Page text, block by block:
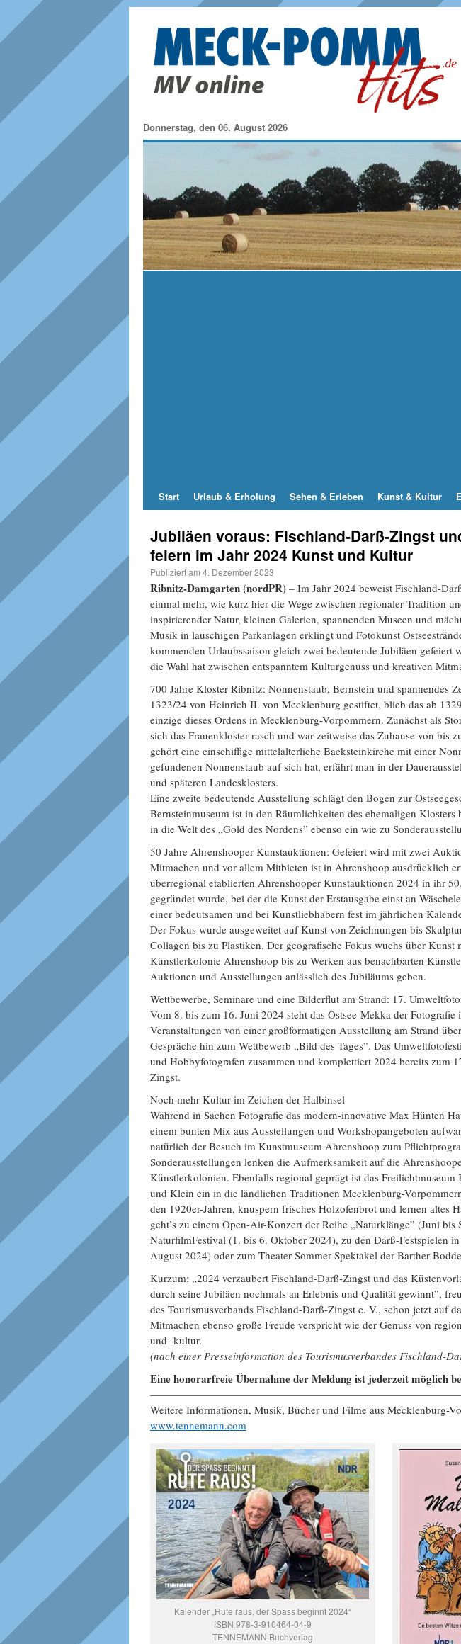
Donnerstag, den 06. August 2026
Start Urlaub & Erholung Sehen & Erleben Kunst & Kultur
Jubiläen voraus: Fischland-Darß-Zingst
feiern im Jahr 2024 Kunst und Kultur
Publiziert am 4. Dezember 2023
Ribnitz-Damgarten (nordPR) – Im Jahr 2024 beweist Fischland-
einmal mehr, wie kurz hier die Wege zwischen regionaler Tradition
inspirierender Natur, kleinen Galerien, spannenden Museen und
Musik in lauschigen Parkanlagen erklingt und Fotokunst
kommenden Urlaubssaison gleich zwei bedeutende Jubiläen gefeiert
die Wahl hat zwischen entspanntem Kulturgenuss und kreativen
700 Jahre Kloster Ribnitz: Nonnenstaub, Bernstein und spannendes
1323/24 von Heinrich II. von Mecklenburg gestiftet, blieb das ab
einzige dieses Ordens in Mecklenburg-Vorpommern. Zunächst als
sich das Frauenkloster rasch und war zeitweise das Zuhause von bis
gehört eine einschiffige mittelalterliche Backsteinkirche mit einer
gefundenen Nonnenstaub auf sich hat, erfährt man in der
und späteren Landesklosters.
Eine zweite bedeutende Ausstellung schlägt den Bogen zur
Bernsteinmuseum ist in den Räumlichkeiten des ehemaligen
in die Welt des „Gold des Nordens” ebenso ein wie zu
50 Jahre Ahrenshooper Kunstauktionen: Gefeiert wird mit zwei
Mitmachen und vor allem Mitbieten ist in Ahrenshoop ausdrücklich
überregional etablierten Ahrenshooper Kunstauktionen 2024 in ihr
gegründet wurde, bei der die Kunst der Erstausgabe einst an
einer bedeutsamen und bei Kunstliebhabern fest im jährlichen
Der Fokus wurde ausgeweitet auf Kunst von Zeichnungen bis
Collagen bis zu Plastiken. Der geografische Fokus wuchs über
Künstlerkolonie Ahrenshoop bis zu Werken aus benachbarten
Auktionen und Ausstellungen anlässlich des Jubiläums geben.
Wettbewerbe, Seminare und eine Bilderflut am Strand: 17.
Vom 8. bis zum 16. Juni 2024 steht das Ostsee-Mekka der
Veranstaltungen von einer großformatigen Ausstellung am Strand
Gespräche hin zum Wettbewerb „Bild des Tages”. Das
und Hobbyfotografen zusammen und komplettiert 2024 bereits zum
Zingst.
Noch mehr Kultur im Zeichen der Halbinsel
Während in Sachen Fotografie das modern-innovative Max Hünten
einem bunten Mix aus Ausstellungen und Workshopangeboten
natürlich der Besuch im Kunstmuseum Ahrenshoop zum
Sonderausstellungen lenken die Aufmerksamkeit auf die
Künstlerkolonien. Ebenfalls regional geprägt ist das
und Klein ein in die ländlichen Traditionen Mecklenburg-
den 1920er-Jahren, knuspern frisches Holzofenbrot und lernen altes
geht’s zu einem Open-Air-Konzert der Reihe „Naturklänge” (Juni
NaturfilmFestival (1. bis 6. Oktober 2024), zu den Darß-Festspielen
August 2024) oder zum Theater-Sommer-Spektakel der Barther
Kurzum: „2024 verzaubert Fischland-Darß-Zingst und das
durch seine Jubiläen nochmals an Erlebnis und Qualität gewinnt”,
des Tourismusverbands Fischland-Darß-Zingst e. V., schon jetzt auf
Mitmachen ebenso große Freude verspricht wie der Genuss von
und -kultur.
(nach einer Presseinformation des Tourismusverbandes Fischland-
Eine honorarfreie Übernahme der Meldung ist jederzeit möglich
Weitere Informationen, Musik, Bücher und Filme aus Mecklenburg-
www.tennemann.com
Kalender „Rute raus, der Spass beginnt 2024“
ISBN 978-3-910464-04-9
TENNEMANN Buchverlag